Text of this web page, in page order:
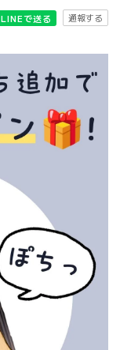
LINEで送る 通報する